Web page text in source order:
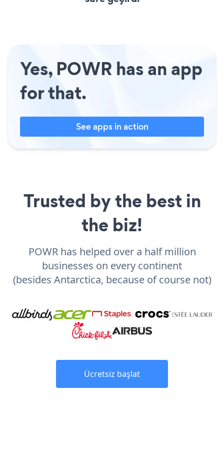
Yes, POWR has an app
for that.
See apps in action
Trusted by the best in
the biz!
POWR has helped over a half million
businesses on every continent
(besides Antarctica, because of course not)
Ücretsiz başlat